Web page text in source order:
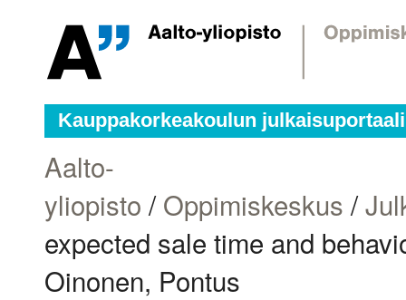
Kauppakorkeakoulun julkaisuportaali
Aalto-
yliopisto /Oppimiskeskus /
expected sale time and
Oinonen, Pontus